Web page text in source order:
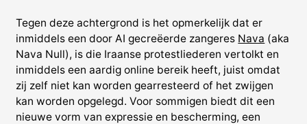
Tegen deze achtergrond is het opmerkelijk dat er
inmiddels een door AI gecreëerde zangeres Nava (aka
Nava Null), is die Iraanse protestliederen vertolkt en
inmiddels een aardig online bereik heeft, juist omdat
zij zelf niet kan worden gearresteerd of het zwijgen
kan worden opgelegd. Voor sommigen biedt dit een
nieuwe vorm van expressie en bescherming, een